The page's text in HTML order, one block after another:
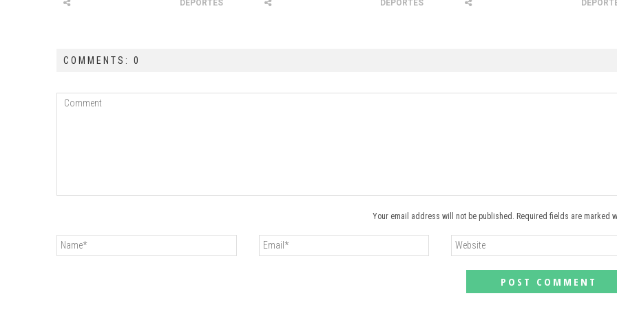
DEPORTES DEPORTES
COMMENTS: 0
Your email address will not be published. Required fields are marked